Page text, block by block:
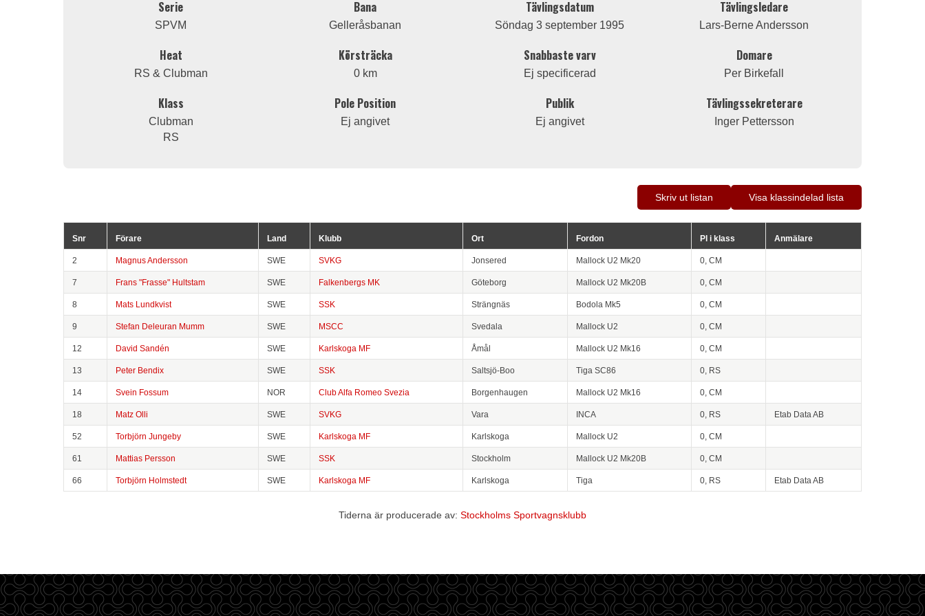
Serie
SPVM
Heat
RS & Clubman
Klass
Clubman
RS
Bana
Gelleråsbanan
Körsträcka
0 km
Pole Position
Ej angivet
Tävlingsdatum
Söndag 3 september 1995
Snabbaste varv
Ej specificerad
Publik
Ej angivet
Tävlingsledare
Lars-Berne Andersson
Domare
Per Birkefall
Tävlingssekreterare
Inger Pettersson
Skriv ut listan Visa klassindelad lista
Snr Förare Land Klubb Ort Fordon Pl i klass Anmälare
2 Magnus Andersson SWE SVKG Jonsered Mallock U2 Mk20 0, CM
7 Frans "Frasse" Hultstam SWE Falkenbergs MK Göteborg Mallock U2 Mk20B 0, CM
8 Mats Lundkvist SWE SSK Strängnäs Bodola Mk5 0, CM
9 Stefan Deleuran Mumm SWE MSCC Svedala Mallock U2 0, CM
12 David Sandén SWE Karlskoga MF Åmål Mallock U2 Mk16 0, CM
13 Peter Bendix SWE SSK Saltsjö-Boo Tiga SC86 0, RS
14 Svein Fossum NOR Club Alfa Romeo Svezia Borgenhaugen Mallock U2 Mk16 0, CM
18 Matz Olli SWE SVKG Vara INCA 0, RS Etab Data AB
52 Torbjörn Jungeby SWE Karlskoga MF Karlskoga Mallock U2 0, CM
61 Mattias Persson SWE SSK Stockholm Mallock U2 Mk20B 0, CM
66 Torbjörn Holmstedt SWE Karlskoga MF Karlskoga Tiga 0, RS Etab Data AB
Tiderna är producerade av: Stockholms Sportvagnsklubb